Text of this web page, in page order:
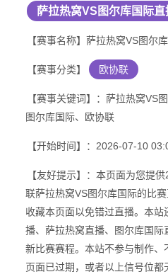
萨拉热窝VS图尔库国际直
【赛事名称】萨拉热窝VS图尔
【赛事分类】 欧协联
【赛事关键词】：萨拉热窝VS
图尔库国际、欧协联
【开始时间】：2026-07-10
【友好提示】：本页面为您提
联萨拉热窝VS图尔库国际的比
收藏本页面以免错过直播。本站
播、萨拉热窝直播、图尔库国
新比赛赛程。本站不参与制作
页面已过期，或者以上信号位